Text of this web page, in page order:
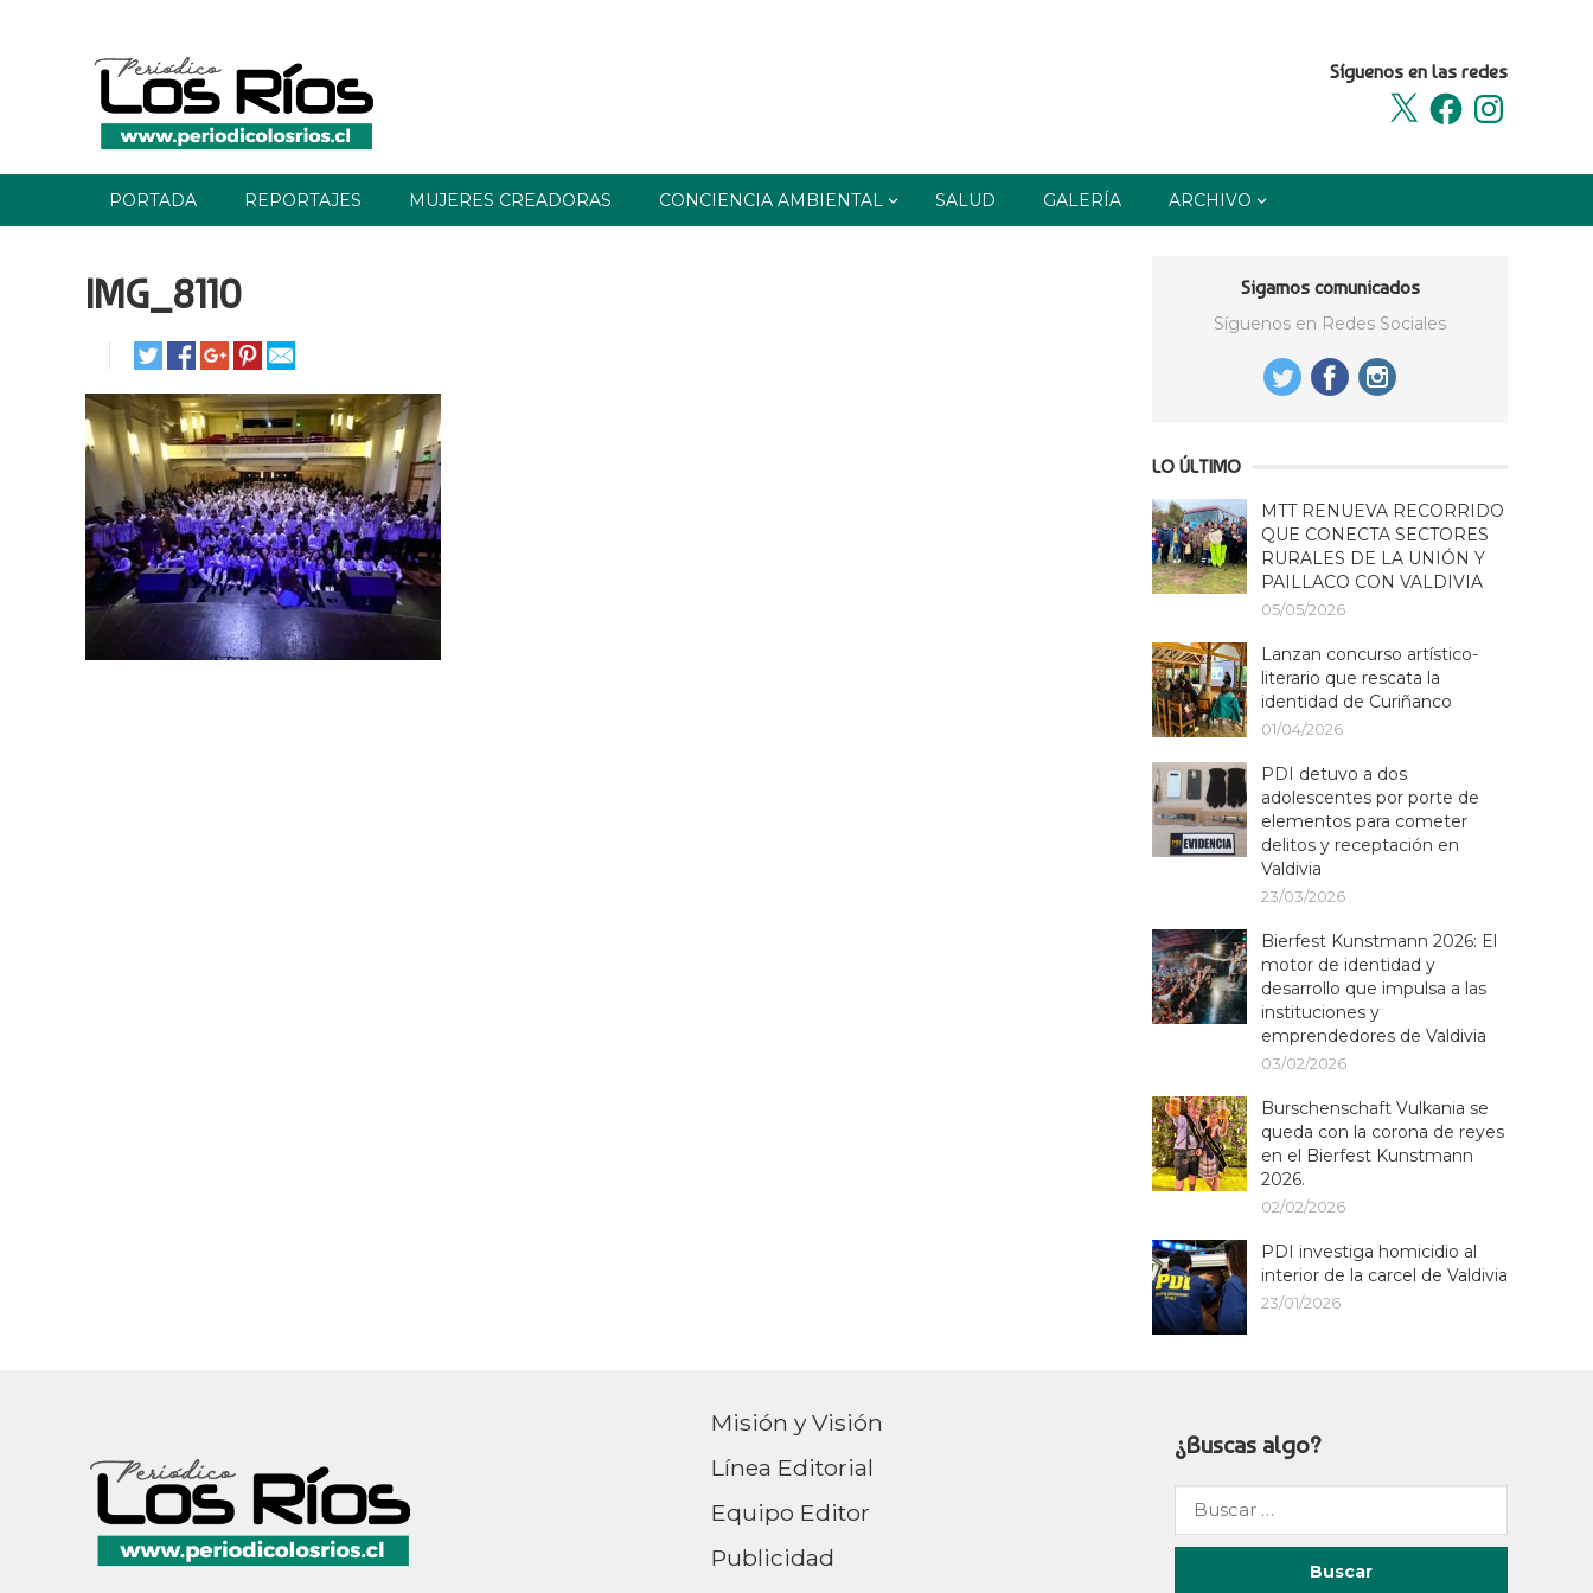
Síguenos en las redes
X
FacebookInstagram
PORTADA REPORTAJES MUJERES CREADORAS CONCIENCIA AMBIENTAL SALUD GALERÍA ARCHIVO
IMG_8110 Sigamos comunicados
Síguenos en Redes Sociales
LO ÚLTIMO
MTT RENUEVA RECORRIDO
QUE CONECTA SECTORES
RURALES DE LA UNIÓN Y
PAILLACO CON VALDIVIA
05/05/2026
Lanzan concurso artístico-
literario que rescata la
identidad de Curiñanco
01/04/2026
PDI detuvo a dos
adolescentes por porte de
elementos para cometer
delitos y receptación en
Valdivia
23/03/2026
Bierfest Kunstmann 2026: El
motor de identidad y
desarrollo que impulsa a las
instituciones y
emprendedores de Valdivia
03/02/2026
Burschenschaft Vulkania se
queda con la corona de reyes
en el Bierfest Kunstmann
2026.
02/02/2026
PDI investiga homicidio al
interior de la carcel de Valdivia
23/01/2026
Misión y Visión
Línea Editorial
Equipo Editor
Publicidad
¿Buscas algo?
Buscar
por: